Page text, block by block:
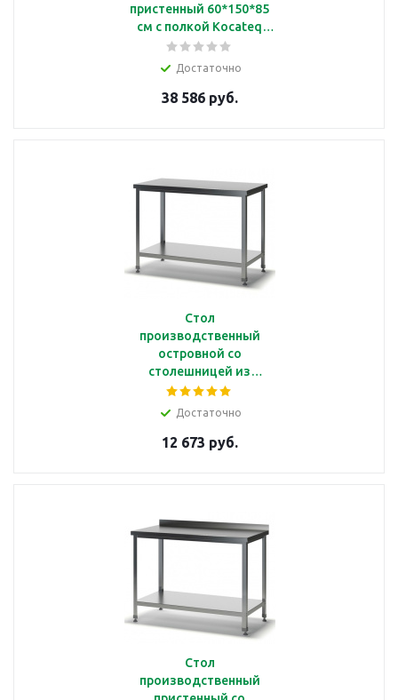
пристенный 60*150*85
см с полкой Kocateq
SAT156A
Достаточно
38 586 руб.
Стол
производственный
островной со
столешницей из
нерж.стали, 70*120*87
см, полка из нерж. стали
УНПН
Достаточно
12 673 руб.
Стол
производственный